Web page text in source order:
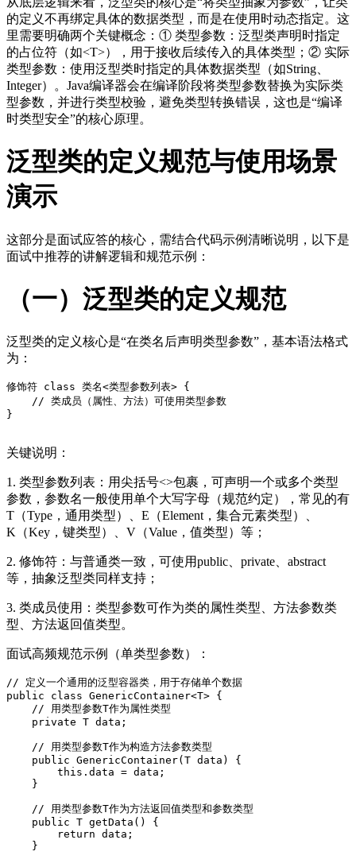
的定义不再绑定具体的数据类型，而是在使用时动态指定。这
里需要明确两个关键概念：① 类型参数：泛型类声明时指定
的占位符（如<T>），用于接收后续传入的具体类型；② 实际
类型参数：使用泛型类时指定的具体数据类型（如String、
Integer）。Java编译器会在编译阶段将类型参数替换为实际类
型参数，并进行类型校验，避免类型转换错误，这也是“编译
时类型安全”的核心原理。
泛型类的定义规范与使用场景
演示
这部分是面试应答的核心，需结合代码示例清晰说明，以下是
面试中推荐的讲解逻辑和规范示例：
（一）泛型类的定义规范
泛型类的定义核心是“在类名后声明类型参数”，基本语法格式
为：
修饰符 class 类名<类型参数列表> {
// 类成员（属性、方法）可使用类型参数
}
关键说明：
1. 类型参数列表：用尖括号<>包裹，可声明一个或多个类型
参数，参数名一般使用单个大写字母（规范约定），常见的有
T（Type，通用类型）、E（Element，集合元素类型）、
K（Key，键类型）、V（Value，值类型）等；
2. 修饰符：与普通类一致，可使用public、private、abstract
等，抽象泛型类同样支持；
3. 类成员使用：类型参数可作为类的属性类型、方法参数类
型、方法返回值类型。
面试高频规范示例（单类型参数）：
// 定义一个通用的泛型容器类，用于存储单个数据
public
class GenericContainer<T> {
// 用类型参数T作为属性类型
private T data ;
// 用类型参数T作为构造方法参数类型
public GenericContainer(T data ) {
this . data = data ;
    }
// 用类型参数T作为方法返回值类型和参数类型
public T getData() {
return data ;
    }